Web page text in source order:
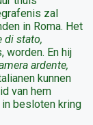
zal
in Roma. Het
di stato,
worden. En hij
ardente,
kunnen
van hem
besloten kring